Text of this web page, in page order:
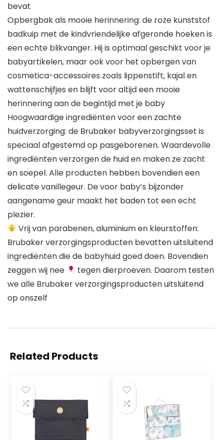
bevat
Opbergbak als mooie herinnering: de roze kunststof
badkuip met de kindvriendelijke afgeronde hoeken is
een echte blikvanger. Hij is optimaal geschikt voor je
babyartikelen, maar ook voor het opbergen van
cosmetica-accessoires zoals lippenstift, kajal en
wattenschijfjes en blijft voor altijd een mooie
herinnering aan de begintijd met je baby
Hoogwaardige ingrediënten voor een zachte
huidverzorging: de Brubaker babyverzorgingsset is
speciaal afgestemd op pasgeborenen. Waardevolle
ingrediënten verzorgen de huid en maken ze zacht
en soepel. Alle producten hebben bovendien een
delicate vanillegeur. De voor baby’s bijzonder
aangename geur maakt het baden tot een echt
plezier.
Vrij van parabenen, aluminium en kleurstoffen:
Brubaker verzorgingsproducten bevatten uitsluitend
ingrediënten die de babyhuid goed doen. Bovendien
zeggen wij nee
tegen dierproeven. Daarom testen
we alle Brubaker verzorgingsproducten uitsluitend
op onszelf
Related Products